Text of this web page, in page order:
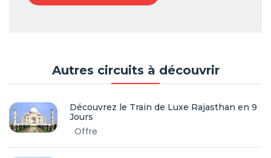
Autres circuits à découvrir
Découvrez le Train de Luxe Rajasthan en 9
Jours
Offre